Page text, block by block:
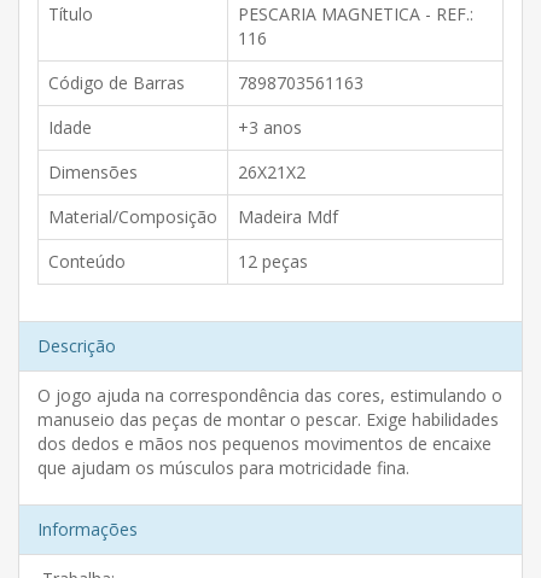
Título
PESCARIA MAGNETICA - REF.:
116
Código de Barras
7898703561163
Idade
+3 anos
Dimensões
26X21X2
Material/Composição
Madeira Mdf
Conteúdo
12 peças
Descrição
O jogo ajuda na correspondência das cores, estimulando o
manuseio das peças de montar o pescar. Exige habilidades
dos dedos e mãos nos pequenos movimentos de encaixe
que ajudam os músculos para motricidade fina.
Informações